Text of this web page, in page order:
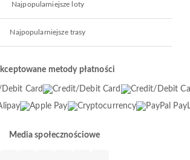
Najpopularniejsze loty
Najpopularniejsze trasy
metody płatności
Media społecznościowe